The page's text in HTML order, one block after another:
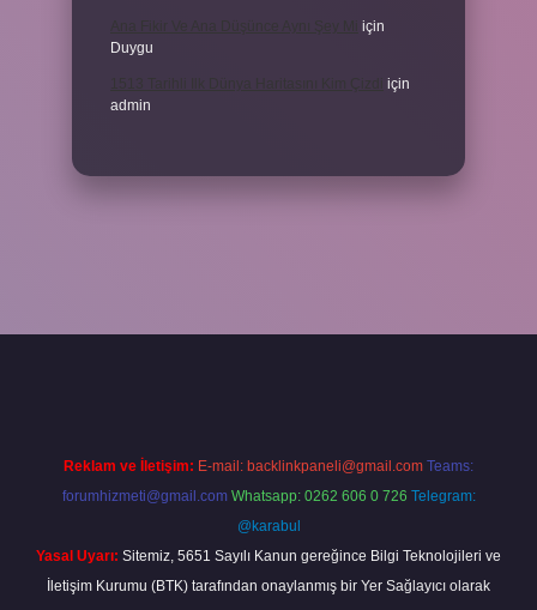
için
Duygu
için
admin
Reklam ve İletişim: E-mail: backlinkpaneli@gmail.com Teams:
forumhizmeti@gmail.com Whatsapp: 0262 606 0 726 Telegram:
@karabul
Yasal Uyarı: Sitemiz, 5651 Sayılı Kanun gereğince Bilgi Teknolojileri ve
İletişim Kurumu (BTK) tarafından onaylanmış bir Yer Sağlayıcı olarak